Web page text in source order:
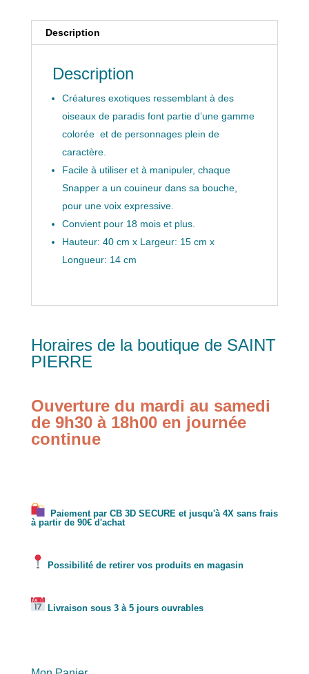
Description
Description
Créatures exotiques ressemblant à des
oiseaux de paradis font partie d’une gamme
colorée et de personnages plein de
caractère.
Facile à utiliser et à manipuler, chaque
Snapper a un couineur dans sa bouche,
pour une voix expressive.
Convient pour 18 mois et plus.
Hauteur: 40 cm x Largeur: 15 cm x
Longueur: 14 cm
Horaires de la boutique de SAINT
PIERRE
Ouverture du mardi au samedi
de 9h30 à 18h00 en journée
continue
Paiement par CB 3D SECURE et jusqu'à 4X sans frais
à partir de 90€ d'achat
Possibilité de retirer vos produits en magasin
Livraison sous 3 à 5 jours ouvrables